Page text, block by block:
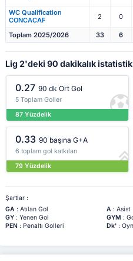
WC Qualification
CONCACAF
2 0
Toplam 2025/2026 33 6
Lig 2'deki 90 dakikalık
0.27 90 dk Ort Gol
5 Toplam Goller
87 Yüzdelik
0.33 90 başına G+A
6 toplam gol katkıları
79 Yüzdelik
Şartlar :
GA: Atılan Gol A: Asist
GY: Yenen Gol GYM :
PEN : Penaltı Golleri Dk':